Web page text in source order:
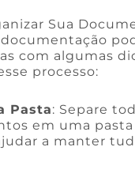
Sua
com algumas
processo:
Pasta: Separe
em uma pasta
a manter